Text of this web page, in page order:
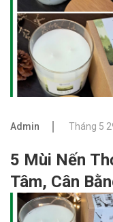
Admin Tháng 5
5 Mùi Nến
Tâm, Cân